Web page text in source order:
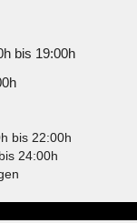
bis 19:00h
bis 22:00h
24:00h